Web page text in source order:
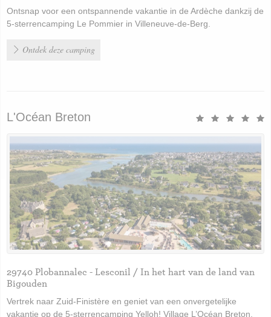
Ontsnap voor een ontspannende vakantie in de Ardèche dankzij de
5-sterrencamping Le Pommier in Villeneuve-de-Berg.
Ontdek deze camping
L'Océan Breton
29740 Plobannalec - Lesconil / In het hart van de land van
Bigouden
Vertrek naar Zuid-Finistère en geniet van een onvergetelijke
vakantie op de 5-sterrencamping Yelloh! Village L’Océan Breton,